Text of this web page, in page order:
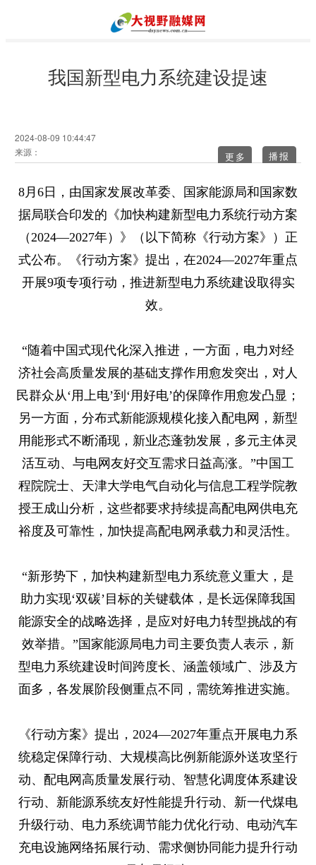
我国新型电力系统建设提速
2024-08-09 10:44:47
来源：
更多
8月6日，由国家发展改革委、国家能源局和国家数
据局联合印发的《加快构建新型电力系统行动方案
（2024―2027年）》（以下简称《行动方案》）正
式公布。《行动方案》提出，在2024―2027年重点
开展9项专项行动，推进新型电力系统建设取得实
效。
“随着中国式现代化深入推进，一方面，电力对经
济社会高质量发展的基础支撑作用愈发突出，对人
民群众从‘用上电’到‘用好电’的保障作用愈发凸显；
另一方面，分布式新能源规模化接入配电网，新型
用能形式不断涌现，新业态蓬勃发展，多元主体灵
活互动、与电网友好交互需求日益高涨。”中国工
程院院士、天津大学电气自动化与信息工程学院教
授王成山分析，这些都要求持续提高配电网供电充
裕度及可靠性，加快提高配电网承载力和灵活性。
“新形势下，加快构建新型电力系统意义重大，是
助力实现‘双碳’目标的关键载体，是长远保障我国
能源安全的战略选择，是应对好电力转型挑战的有
效举措。”国家能源局电力司主要负责人表示，新
型电力系统建设时间跨度长、涵盖领域广、涉及方
面多，各发展阶段侧重点不同，需统筹推进实施。
《行动方案》提出，2024―2027年重点开展电力系
统稳定保障行动、大规模高比例新能源外送攻坚行
动、配电网高质量发展行动、智慧化调度体系建设
行动、新能源系统友好性能提升行动、新一代煤电
升级行动、电力系统调节能力优化行动、电动汽车
充电设施网络拓展行动、需求侧协同能力提升行动